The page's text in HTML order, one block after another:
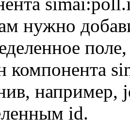
нужно
компонента
например,
id.